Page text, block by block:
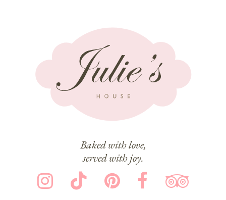
Baked with love,
served with joy.